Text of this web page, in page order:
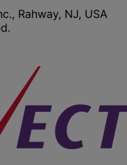
Rahway, NJ, USA